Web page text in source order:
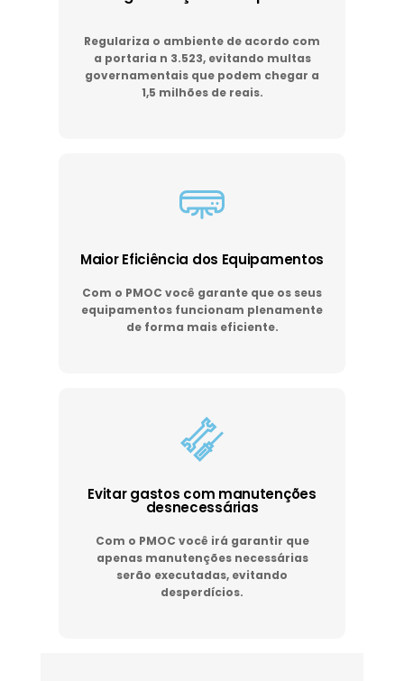
Regulariza o ambiente de acordo com
a portaria n 3.523, evitando multas
governamentais que podem chegar a
1,5 milhões de reais.
Maior Eficiência dos Equipamentos
Com o PMOC você garante que os seus
equipamentos funcionam plenamente
de forma mais eficiente.
Evitar gastos com manutenções
desnecessárias
Com o PMOC você irá garantir que
apenas manutenções necessárias
serão executadas, evitando
desperdícios.